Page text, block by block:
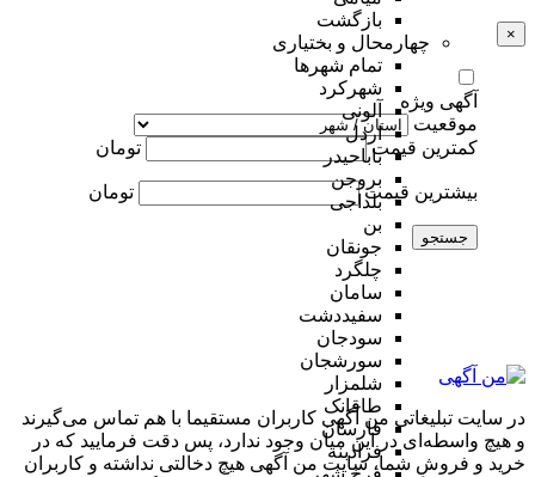
بازگشت
چهارمحال و بختیاری
تمام شهر‌ها
شهرکرد
آلونی
اردل
باباحیدر
بروجن
بلداجی
بن
جونقان
چلگرد
سامان
سفیددشت
سودجان
سورشجان
شلمزار
طاقانک
فارسان
فرادبنه
×
آگهی ویژه
موقعیت
کمترین قیمت
تومان
بیشترین قیمت تومان
جستجو
در سایت تبلیغاتی من آگهی کاربران مستقیما با هم تماس می‌گیرند
و هیچ واسطه‌ای در این میان وجود ندارد، پس دقت فرمایید که در
خرید و فروشِ شما، سایت من آگهی هیچ دخالتی نداشته و کاربران